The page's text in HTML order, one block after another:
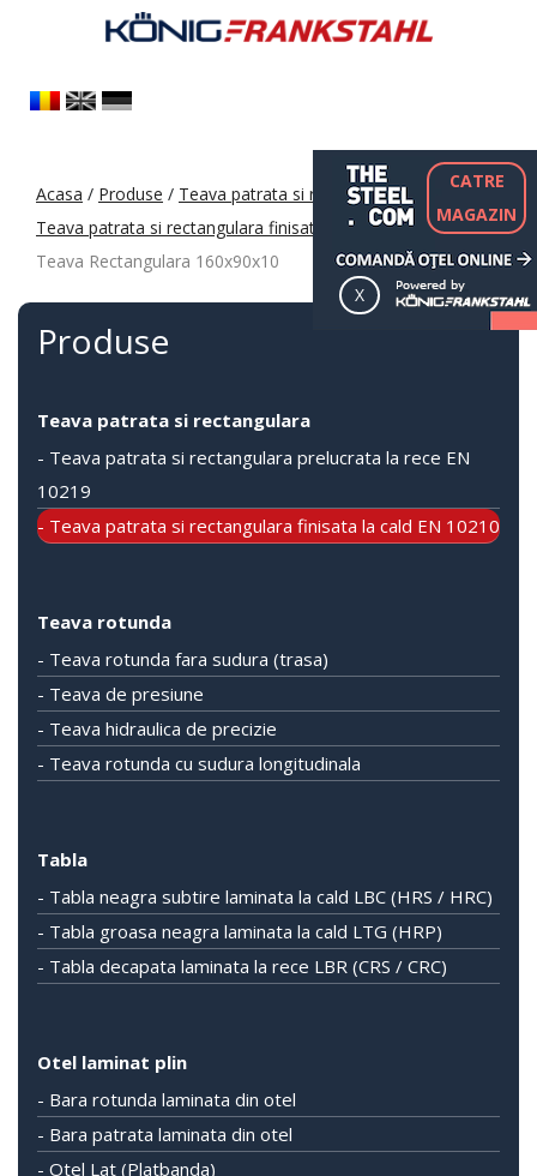
Acasa / Produse / Teava patrata si rectangulara/
Teava patrata si rectangulara finisata la cald EN 10210/
Teava Rectangulara 160x90x10
Produse
Teava patrata si rectangulara
- Teava patrata si rectangulara prelucrata la rece EN
10219
- Teava patrata si rectangulara finisata la cald EN 10210
Teava rotunda
- Teava rotunda fara sudura (trasa)
- Teava de presiune
- Teava hidraulica de precizie
- Teava rotunda cu sudura longitudinala
Tabla
- Tabla neagra subtire laminata la cald LBC (HRS / HRC)
- Tabla groasa neagra laminata la cald LTG (HRP)
- Tabla decapata laminata la rece LBR (CRS / CRC)
Otel laminat plin
- Bara rotunda laminata din otel
- Bara patrata laminata din otel
- Otel Lat (Platbanda)
CATRE
MAGAZIN